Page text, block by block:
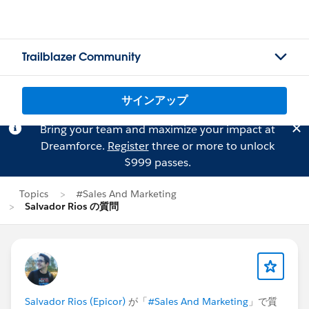
Trailblazer Community
サインアップ
Bring your team and maximize your impact at
Dreamforce. Registerthree or more to unlock
$999 passes.
Topics
#Sales And Marketing
Salvador Rios の質問
Salvador Rios (Epicor) が「#Sales And Marketing 」で質